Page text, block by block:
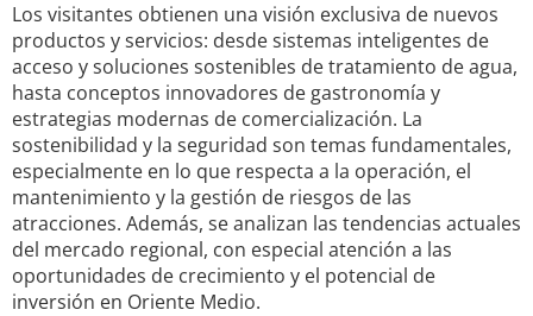
Los visitantes obtienen una visión exclusiva de nuevos
productos y servicios: desde sistemas inteligentes de
acceso y soluciones sostenibles de tratamiento de agua,
hasta conceptos innovadores de gastronomía y
estrategias modernas de comercialización. La
sostenibilidad y la seguridad son temas fundamentales,
especialmente en lo que respecta a la operación, el
mantenimiento y la gestión de riesgos de las
atracciones. Además, se analizan las tendencias actuales
del mercado regional, con especial atención a las
oportunidades de crecimiento y el potencial de
inversión en Oriente Medio.